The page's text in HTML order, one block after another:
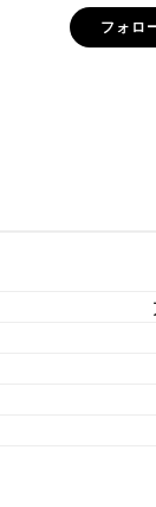
フォロ